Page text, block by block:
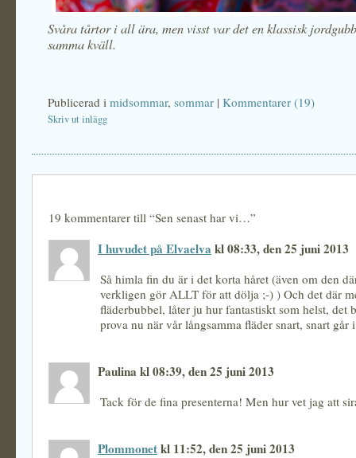
Svåra tårtor i all ära, men visst var det en klassisk
samma kväll.
Publicerad i midsommar, sommar | Kommentarer (19)
Skriv ut inlägg
19 kommentarer till “Sen senast har vi…”
I huvudet på Elvaelva kl 08:33, den 25 juni 2013
Så himla fin du är i det korta håret (även om den
verkligen gör ALLT för att dölja ;-) ) Och det där
fläderbubbel, låter ju hur fantastiskt som helst, det
prova nu när vår långsamma fläder snart, snart
Paulina kl 08:39, den 25 juni 2013
Tack för de fina presenterna! Men hur vet jag att
Plommonetkl 11:52, den 25 juni 2013